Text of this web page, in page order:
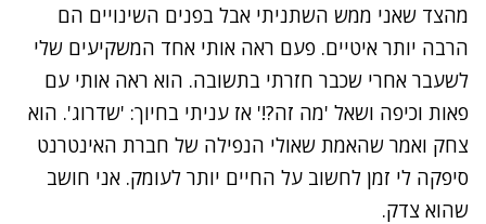
מהצד שאני ממש השתניתי אבל בפנים השינויים הם
הרבה יותר איטיים. פעם ראה אותי אחד המשקיעים שלי
לשעבר אחרי שכבר חזרתי בתשובה. הוא ראה אותי עם
פאות וכיפה ושאל 'מה זה?!' אז עניתי בחיוך: 'שדרוג'. הוא
צחק ואמר שהאמת שאולי הנפילה של חברת האינטרנט
סיפקה לי זמן לחשוב על החיים יותר לעומק. אני חושב
שהוא צדק.